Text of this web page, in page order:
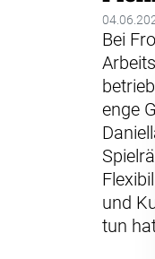
Bei
enge
und
tun